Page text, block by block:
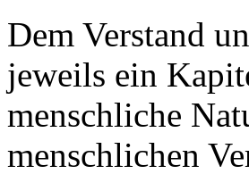
Dem Verstand
jeweils ein
menschliche
menschlichen